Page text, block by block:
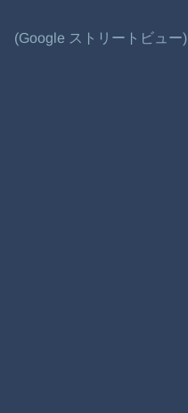
(Google ストリートビュー)